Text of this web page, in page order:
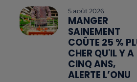
5 août 2026
MANGER
SAINEMENT
COÛTE 25 %
CHER QU'IL Y A
CINQ ANS,
ALERTE L’ONU